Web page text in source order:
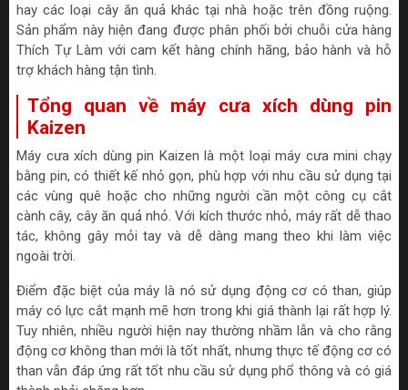
hay các loại cây ăn quả khác tại nhà hoặc trên đồng ruộng.
Sản phẩm này hiện đang được phân phối bởi chuỗi cửa hàng
Thích Tự Làm với cam kết hàng chính hãng, bảo hành và hỗ
trợ khách hàng tận tình.
Tổng quan về máy cưa xích dùng pin
Kaizen
Máy cưa xích dùng pin Kaizen là một loại máy cưa mini chạy
bằng pin, có thiết kế nhỏ gọn, phù hợp với nhu cầu sử dụng tại
các vùng quê hoặc cho những người cần một công cụ cắt
cành cây, cây ăn quả nhỏ. Với kích thước nhỏ, máy rất dễ thao
tác, không gây mỏi tay và dễ dàng mang theo khi làm việc
ngoài trời.
Điểm đặc biệt của máy là nó sử dụng động cơ có than, giúp
máy có lực cắt mạnh mẽ hơn trong khi giá thành lại rất hợp lý.
Tuy nhiên, nhiều người hiện nay thường nhầm lẫn và cho rằng
động cơ không than mới là tốt nhất, nhưng thực tế động cơ có
than vẫn đáp ứng rất tốt nhu cầu sử dụng phổ thông và có giá